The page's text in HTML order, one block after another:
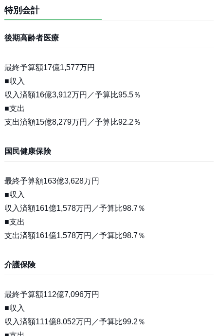
特別会計
後期高齢者医療
最終予算額17億1,577万円
■収入
収入済額16億3,912万円／予算比95.5％
■支出
支出済額15億8,279万円／予算比92.2％
国民健康保険
最終予算額163億3,628万円
■収入
収入済額161億1,578万円／予算比98.7％
■支出
支出済額161億1,578万円／予算比98.7％
介護保険
最終予算額112億7,096万円
■収入
収入済額111億8,052万円／予算比99.2％